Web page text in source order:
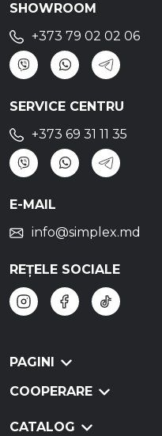
SHOWROOM
+373 79 02 02 06
SERVICE CENTRU
+373 69 31 11 35
E-MAIL
info@simplex.md
REȚELE SOCIALE
PAGINI
COOPERARE
CATALOG